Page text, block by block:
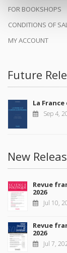
FOR BOOKSHOPS
CONDITIONS OF
MY ACCOUNT
Future
La
Sep 4,
New
Revue
2026
Jul 10,
Revue
2026
Jul 7,